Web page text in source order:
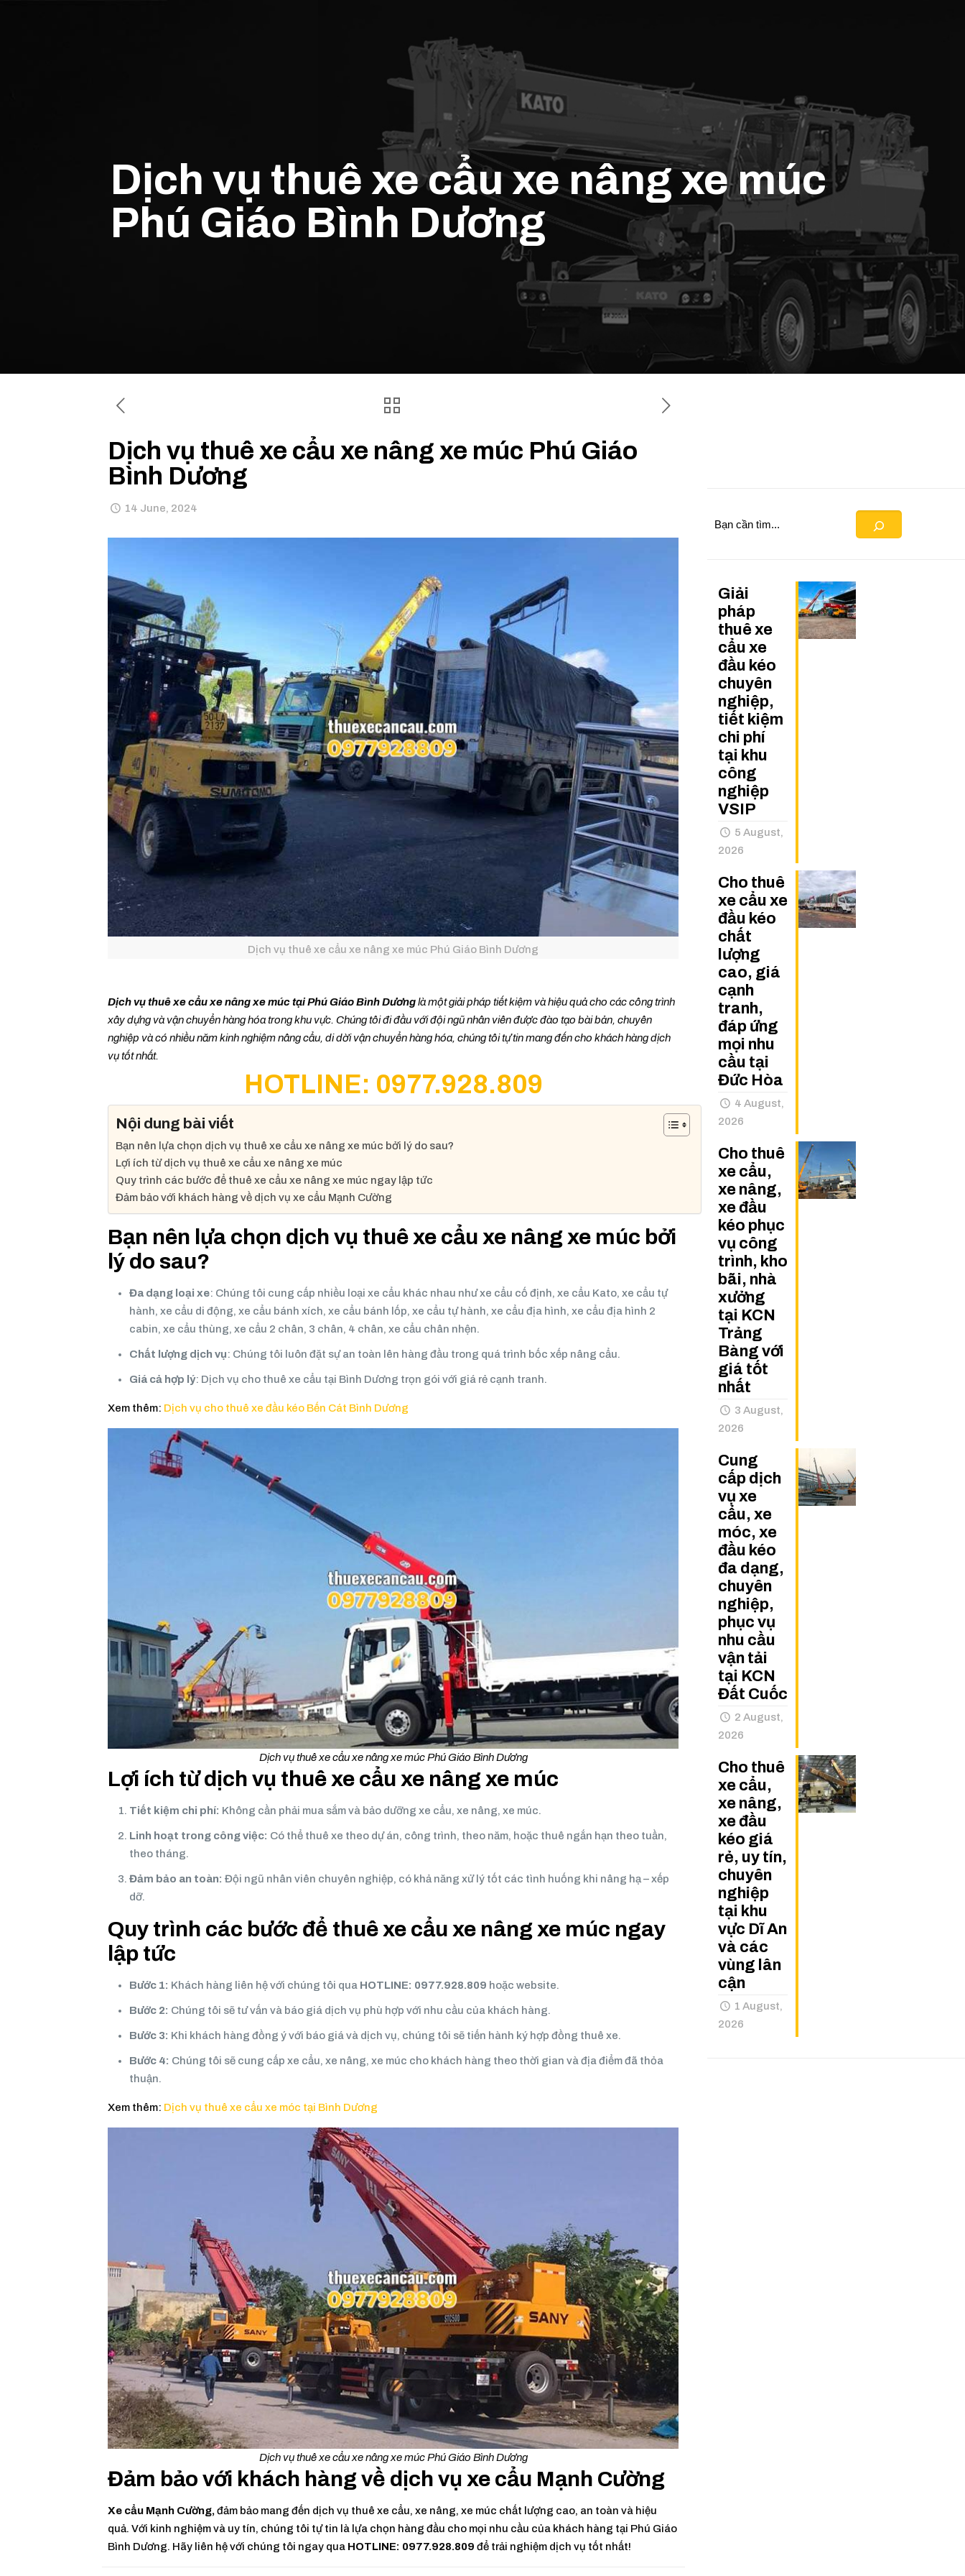
Dịch vụ thuê xe cẩu xe nâng xe múc
Phú Giáo Bình Dương
Dịch vụ thuê xe cẩu xe nâng xe múc Phú Giáo
Bình Dương
14 June, 2024
Dịch vụ thuê xe cẩu xe nâng xe múc Phú Giáo Bình Dương
Dịch vụ thuê xe cẩu xe nâng xe múc tại Phú Giáo Bình Dươnglà một giải pháp tiết kiệm và hiệu quả cho các công trình
xây dựng và vận chuyển hàng hóa trong khu vực. Chúng tôi đi đầu với đội ngũ nhân viên được đào tạo bài bản, chuyên
nghiệp và có nhiều năm kinh nghiệm nâng cẩu, di dời vận chuyển hàng hóa, chúng tôi tự tin mang đến cho khách hàng dịch
vụ tốt nhất.
HOTLINE: 0977.928.809
Nội dung bài viết
Bạn nên lựa chọn dịch vụ thuê xe cẩu xe nâng xe múc bởi lý do sau?
Lợi ích từ dịch vụ thuê xe cẩu xe nâng xe múc
Quy trình các bước để thuê xe cẩu xe nâng xe múc ngay lập tức
Đảm bảo với khách hàng về dịch vụ xe cẩu Mạnh Cường
Bạn nên lựa chọn dịch vụ thuê xe cẩu xe nâng xe múc bởi
lý do sau?
Đa dạng loại xe: Chúng tôi cung cấp nhiều loại xe cẩu khác nhau như xe cẩu cố định, xe cẩu Kato, xe cẩu tự
hành, xe cẩu di động, xe cẩu bánh xích, xe cẩu bánh lốp, xe cẩu tự hành, xe cẩu địa hình, xe cẩu địa hình 2
cabin, xe cẩu thùng, xe cẩu 2 chân, 3 chân, 4 chân, xe cẩu chân nhện.
Chất lượng dịch vụ: Chúng tôi luôn đặt sự an toàn lên hàng đầu trong quá trình bốc xếp nâng cẩu.
Giá cả hợp lý: Dịch vụ cho thuê xe cẩu tại Bình Dương trọn gói với giá rẻ cạnh tranh.
Xem thêm: Dịch vụ cho thuê xe đầu kéo Bến Cát Bình Dương
Dịch vụ thuê xe cẩu xe nâng xe múc Phú Giáo Bình Dương
Lợi ích từ dịch vụ thuê xe cẩu xe nâng xe múc
Tiết kiệm chi phí: Không cần phải mua sắm và bảo dưỡng xe cẩu, xe nâng, xe múc.
Linh hoạt trong công việc: Có thể thuê xe theo dự án, công trình, theo năm, hoặc thuê ngắn hạn theo tuần,
theo tháng.
Đảm bảo an toàn: Đội ngũ nhân viên chuyên nghiệp, có khả năng xử lý tốt các tình huống khi nâng hạ – xếp
dỡ.
Quy trình các bước để thuê xe cẩu xe nâng xe múc ngay
lập tức
Bước 1: Khách hàng liên hệ với chúng tôi qua HOTLINE: 0977.928.809 hoặc website.
Bước 2: Chúng tôi sẽ tư vấn và báo giá dịch vụ phù hợp với nhu cầu của khách hàng.
Bước 3: Khi khách hàng đồng ý với báo giá và dịch vụ, chúng tôi sẽ tiến hành ký hợp đồng thuê xe.
Bước 4: Chúng tôi sẽ cung cấp xe cẩu, xe nâng, xe múc cho khách hàng theo thời gian và địa điểm đã thỏa
thuận.
Xem thêm: Dịch vụ thuê xe cẩu xe móc tại Bình Dương
Dịch vụ thuê xe cẩu xe nâng xe múc Phú Giáo Bình Dương
Đảm bảo với khách hàng về dịch vụ xe cẩu Mạnh Cường
Xe cẩu Mạnh Cường, đảm bảo mang đến dịch vụ thuê xe cẩu, xe nâng, xe múc chất lượng cao, an toàn và hiệu
quả. Với kinh nghiệm và uy tín, chúng tôi tự tin là lựa chọn hàng đầu cho mọi nhu cầu của khách hàng tại Phú Giáo
Bình Dương. Hãy liên hệ với chúng tôi ngay qua HOTLINE: 0977.928.809 để trải nghiệm dịch vụ tốt nhất!
Search
Giải
pháp
thuê xe
cẩu xe
đầu kéo
chuyên
nghiệp,
tiết kiệm
chi phí
tại khu
công
nghiệp
VSIP
5 August,
2026
Cho thuê
xe cẩu xe
đầu kéo
chất
lượng
cao, giá
cạnh
tranh,
đáp ứng
mọi nhu
cầu tại
Đức Hòa
4 August,
2026
Cho thuê
xe cẩu,
xe nâng,
xe đầu
kéo phục
vụ công
trình, kho
bãi, nhà
xưởng
tại KCN
Trảng
Bàng với
giá tốt
nhất
3 August,
2026
Cung
cấp dịch
vụ xe
cẩu, xe
móc, xe
đầu kéo
đa dạng,
chuyên
nghiệp,
phục vụ
nhu cầu
vận tải
tại KCN
Đất Cuốc
2 August,
2026
Cho thuê
xe cẩu,
xe nâng,
xe đầu
kéo giá
rẻ, uy tín,
chuyên
nghiệp
tại khu
vực Dĩ An
và các
vùng lân
cận
1 August,
2026